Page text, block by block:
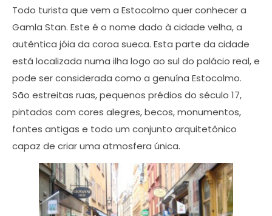
Todo turista que vem a Estocolmo quer conhecer a
Gamla Stan. Este é o nome dado à cidade velha, a
autêntica jóia da coroa sueca. Esta parte da cidade
está localizada numa ilha logo ao sul do palácio real, e
pode ser considerada como a genuína Estocolmo.
São estreitas ruas, pequenos prédios do século 17,
pintados com cores alegres, becos, monumentos,
fontes antigas e todo um conjunto arquitetônico
capaz de criar uma atmosfera única.